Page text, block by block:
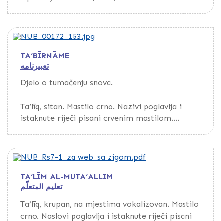
prepisivača. Kustode.
Povez polukožni, s preklopom.
Nema podataka o prepisivaču, godini ni mjestu
prepisa.
Rukopis je bio u vlasništvu Ṣāliḥa Onoġoštawīja
(pečati na fol. 1a).
Rukopis je otkupljen od Nesiba Spahića iz sela
Pojske kod Zenice.
TA‘BĪRNĀME
تعبيرنامه
Djelo o tumačenju snova.
Ta‘līq, sitan. Mastilo crno. Nazivi poglavlja i
istaknute riječi pisani crvenim mastilom.
na turskom jeziku.
Na fol. 156b nalazi se ilahija na turskom jeziku.
Nema podataka o prepisivaču, godini ni mjestu
prepisa.
TA‘LĪM AL-MUTA‘ALLIM
تعليم المتعلّم
Ta‘līq, krupan, na mjestima vokalizovan. Mastilo
crno. Naslovi poglavlja i istaknute riječi pisani